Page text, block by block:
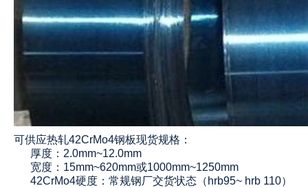
可供应热轧42CrMo4钢板现货规格：
厚度：2.0mm~12.0mm
宽度：15mm~620mm或1000mm~1250mm
42CrMo4硬度：常规钢厂交货状态（hrb95~ hrb 110）